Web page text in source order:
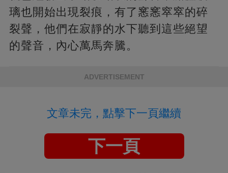
璃也開始出現裂痕，有了窸窸窣窣的碎
裂聲，他們在寂靜的水下聽到這些絕望
的聲音，內心萬馬奔騰。
ADVERTISEMENT
文章未完，點擊下一頁繼續
下一頁